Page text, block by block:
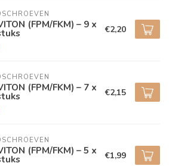
(FPM/FKM) – 9 x €2,20
(FPM/FKM) – 7 x €2,15
(FPM/FKM) – 5 x €1,99